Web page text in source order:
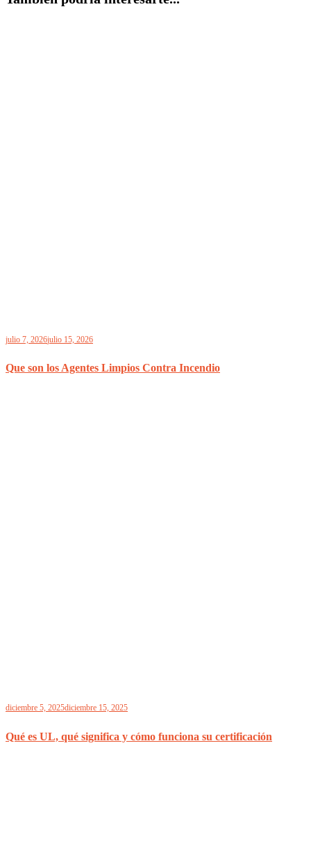
julio 7, 2026julio 15, 2026
Que son los Agentes Limpios Contra Incendio
diciembre 5, 2025diciembre 15, 2025
Qué es UL, qué significa y cómo funciona su certificación